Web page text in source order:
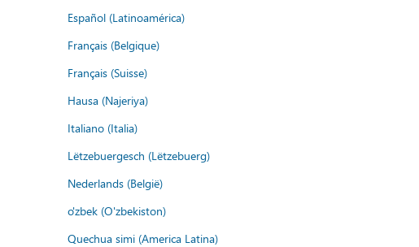
Español (Latinoamérica)
Français (Belgique)
Français (Suisse)
Hausa (Najeriya)
Italiano (Italia)
Lëtzebuergesch (Lëtzebuerg)
Nederlands (België)
o'zbek (O'zbekiston)
Quechua simi (America Latina)